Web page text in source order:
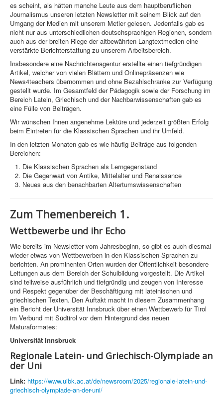
es scheint, als hätten manche Leute aus dem hauptberuflichen
Journalismus unseren letzten Newsletter mit seinem Blick auf den
Umgang der Medien mit unserem Metier gelesen. Jedenfalls gab es
nicht nur aus unterschiedlichen deutschsprachigen Regionen, sondern
auch aus der breiten Riege der altbewährten Langtextmedien eine
verstärkte Berichterstattung zu unserem Arbeitsbereich.
Insbesondere eine Nachrichtenagentur erstellte einen tiefgründigen
Artikel, welcher von vielen Blättern und Onlinepräsenzen wie
News4teachers übernommen und ohne Bezahlschranke zur Verfügung
gestellt wurde. Im Gesamtfeld der Pädagogik sowie der Forschung im
Bereich Latein, Griechisch und der Nachbarwissenschaften gab es
eine Fülle von Beiträgen.
Wir wünschen Ihnen angenehme Lektüre und jederzeit größten Erfolg
beim Eintreten für die Klassischen Sprachen und ihr Umfeld.
In den letzten Monaten gab es wie häufig Beiträge aus folgenden
Bereichen:
Die Klassischen Sprachen als Lerngegenstand
Die Gegenwart von Antike, Mittelalter und Renaissance
Neues aus den benachbarten Altertumswissenschaften
Zum Themenbereich 1.
Wettbewerbe und ihr Echo
Wie bereits im Newsletter vom Jahresbeginn, so gibt es auch diesmal
wieder etwas von Wettbewerben in den Klassischen Sprachen zu
berichten. An prominenten Orten wurden der Öffentlichkeit besondere
Leitungen aus dem Bereich der Schulbildung vorgestellt. Die Artikel
sind teilweise ausführlich und tiefgründig und zeugen von Interesse
und Respekt gegenüber der Beschäftigung mit lateinischen und
griechischen Texten. Den Auftakt macht in diesem Zusammenhang
ein Bericht der Universität Innsbruck über einen Wettbewerb für Tirol
im Verbund mit Südtirol vor dem Hintergrund des neuen
Maturaformates:
Universität Innsbruck
Regi­o­nale Latein- und Grie­chisch-Olym­pi­ade an
der Uni
Link: https://www.uibk.ac.at/de/newsroom/2025/regionale-latein-und-
griechisch-olympiade-an-der-uni/